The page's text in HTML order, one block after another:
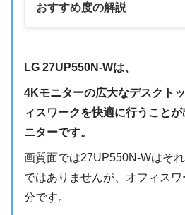
おすすめ度の解説
LG 27UP550N-Wは、
4Kモニターの広大なデスクト
ィスワークを快適に行うことが
ニターです。
画質面では27UP550N-Wはそ
ではありませんが、オフィス
分です。